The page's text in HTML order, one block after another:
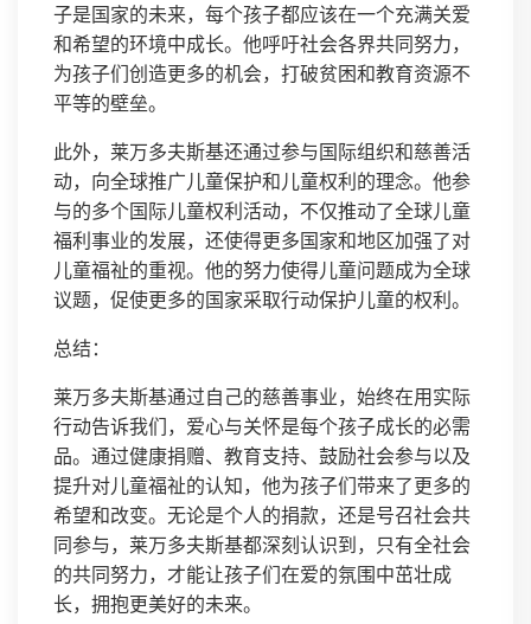
子是国家的未来，每个孩子都应该在一个充满关爱
和希望的环境中成长。他呼吁社会各界共同努力，
为孩子们创造更多的机会，打破贫困和教育资源不
平等的壁垒。
此外，莱万多夫斯基还通过参与国际组织和慈善活
动，向全球推广儿童保护和儿童权利的理念。他参
与的多个国际儿童权利活动，不仅推动了全球儿童
福利事业的发展，还使得更多国家和地区加强了对
儿童福祉的重视。他的努力使得儿童问题成为全球
议题，促使更多的国家采取行动保护儿童的权利。
总结：
莱万多夫斯基通过自己的慈善事业，始终在用实际
行动告诉我们，爱心与关怀是每个孩子成长的必需
品。通过健康捐赠、教育支持、鼓励社会参与以及
提升对儿童福祉的认知，他为孩子们带来了更多的
希望和改变。无论是个人的捐款，还是号召社会共
同参与，莱万多夫斯基都深刻认识到，只有全社会
的共同努力，才能让孩子们在爱的氛围中茁壮成
长，拥抱更美好的未来。